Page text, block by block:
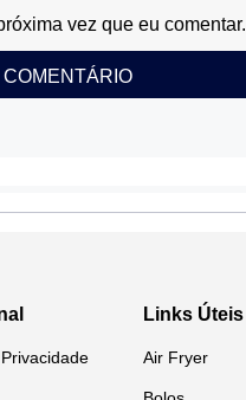
vez que eu comentar.
Links Úteis
Air Fryer